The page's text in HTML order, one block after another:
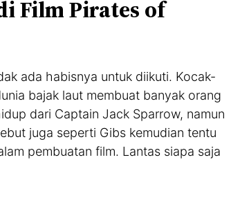
Film Pirates of
ada habisnya untuk diikuti. Kocak-
bajak laut membuat banyak orang
dari Captain Jack Sparrow, namun
juga seperti Gibs kemudian tentu
pembuatan film. Lantas siapa saja